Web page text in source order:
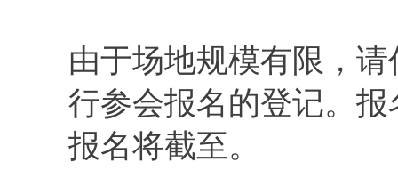
由于场地规模有限，
行参会报名的登记。
报名将截至。